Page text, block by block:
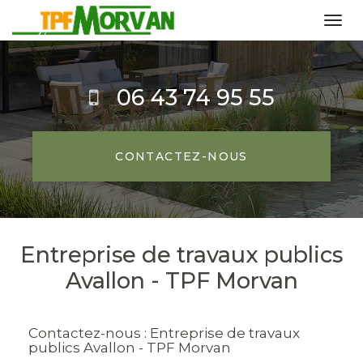
Aller
contenu
principal
06 43 74 95 55
CONTACTEZ-NOUS
Entreprise de travaux publics
Avallon - TPF Morvan
Contactez-nous : Entreprise de travaux
publics Avallon - TPF Morvan